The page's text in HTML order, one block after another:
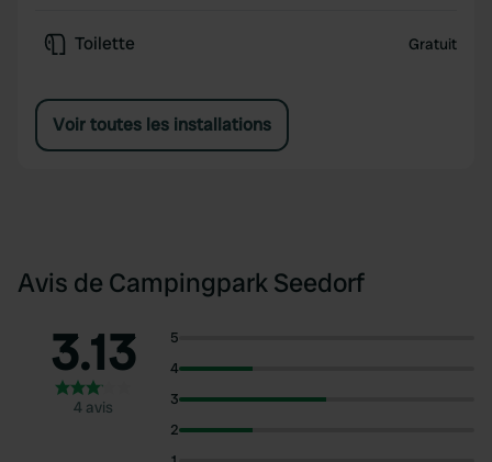
Toilette Gratuit
Voir toutes les installations
Avis de Campingpark Seedorf
3.13
4 avis
5
4
3
2